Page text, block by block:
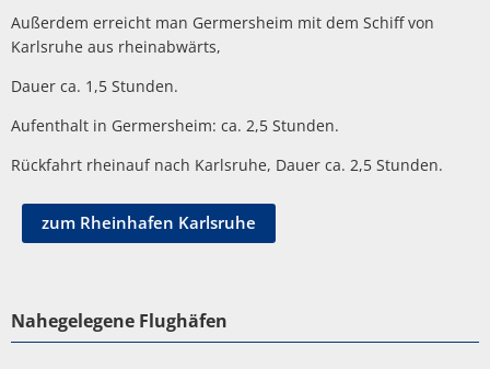
Außerdem erreicht man Germersheim mit dem Schiff von
Karlsruhe aus rheinabwärts,
Dauer ca. 1,5 Stunden.
Aufenthalt in Germersheim: ca. 2,5 Stunden.
Rückfahrt rheinauf nach Karlsruhe, Dauer ca. 2,5 Stunden.
zum Rheinhafen Karlsruhe
Nahegelegene Flughäfen